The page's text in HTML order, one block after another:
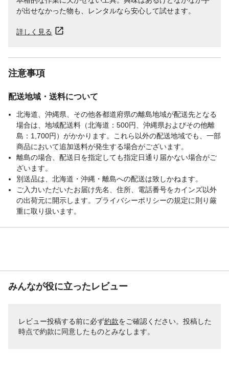
が出せなかった物も、レンタルなら安心して試せます。
詳しく見る
注意事項
配送地域・送料について
北海道、沖縄県、その他各都道府県の離島地域が配送先となる
場合は、地域配送料（北海道：500円、沖縄県およびその他離
島：1,700円）がかかります。これら以外の配送地域でも、一部
商品において追加送料が発生する場合がございます。
離島の場合、配送日を指定しても指定日通り届かない場合がご
ざいます。
別送品は、北海道・沖縄・離島への配送は致しかねます。
ご入力いただいたお届け先名、住所、電話番号をカインズ以外
の出荷元に開示します。プライバシーポリシーの規定に則り厳
重に取り扱います。
みんなが役に立ったレビュー
レビュー投稿する前に必ず約款をご確認ください。投稿した
時点で約款に同意したものとみなします。